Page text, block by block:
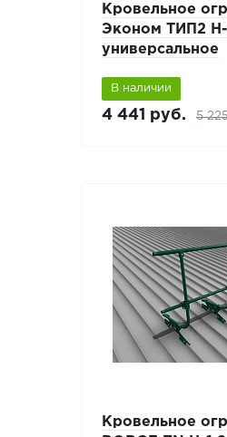
Кровельное
Эконом ТИП2
универсальное
В наличии
4 441 руб. 5
Кровельное